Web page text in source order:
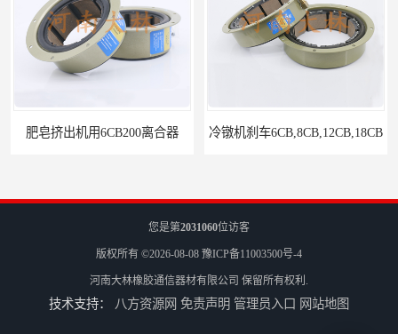
肥皂挤出机用6CB200离合器 冷镦机刹车6CB,8CB,12CB,18CB
您是第2031060位访客
版权所有 ©2026-08-08 豫ICP备11003500号-4
河南大林橡胶通信器材有限公司 保留所有权利.
技术支持： 八方资源网 免责声明 管理员入口 网站地图